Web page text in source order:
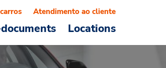
Locations
Atendimento ao cliente